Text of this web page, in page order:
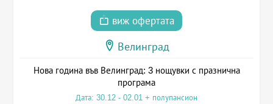
виж офертата
Велинград
Нова година във Велинград: 3 нощувки с празнична
програма
Дата: 30.12 - 02.01 + полупансион